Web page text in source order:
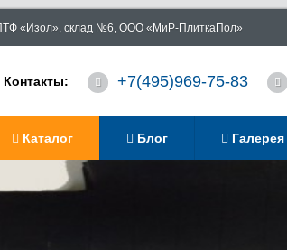
ПТФ «Изол», склад №6, ООО «МиР-ПлиткаПол»
Контакты: +7(495)969-75-83
Каталог Блог Галерея